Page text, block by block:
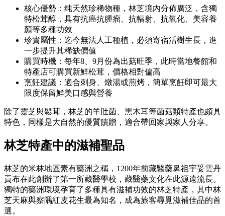
核心優勢：纯天然珍稀物種，林芝境內分佈廣泛，含獨
特松茸醇，具有抗癌抗腫瘤、抗輻射、抗氧化、美容養
顏等多種功效
珍貴屬性：迄今無法人工種植，必須寄宿活樹生長，進
一步提升其稀缺價值
購買時機：每年8、9月份為出菇旺季，此時當地餐館和
特產店可購買新鮮松茸，價格相對偏高
烹飪建議：適合刺身、燉湯或煎烤，簡單烹飪即可最大
限度保留鮮美口感與營養
除了靈芝與鬆茸，林芝的羊肚菌、黑木耳等菌菇類特產也頗具
特色，同樣是大自然的優質饋贈，適合帶回家與家人分享。
林芝特產中的滋補聖品
林芝的米林地區素有藥洲之稱，1200年前藏醫藥鼻祖宇妥雲丹
貢布在此創辦了第一所藏醫學校，藏醫藥文化在此源遠流長。
獨特的藥洲環境孕育了多種具有滋補功效的林芝特產，其中林
芝天麻與察隅紅皮花生最為知名，成為旅客尋覓滋補佳品的首
選。